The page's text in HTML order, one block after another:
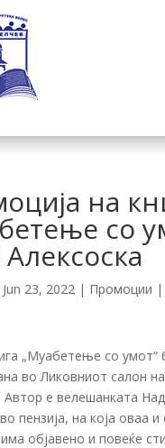
на
со
Jun 23, 2022| Промоции |
„Муабетење со умот“
во Ликовниот салон
Автор е велешанката
пензија, на која оваа и
објавено и повеќе